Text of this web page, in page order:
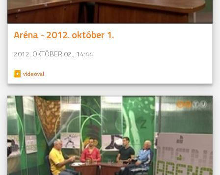
Aréna - 2012. október 1.
2012. OKTÓBER 02., 14:44